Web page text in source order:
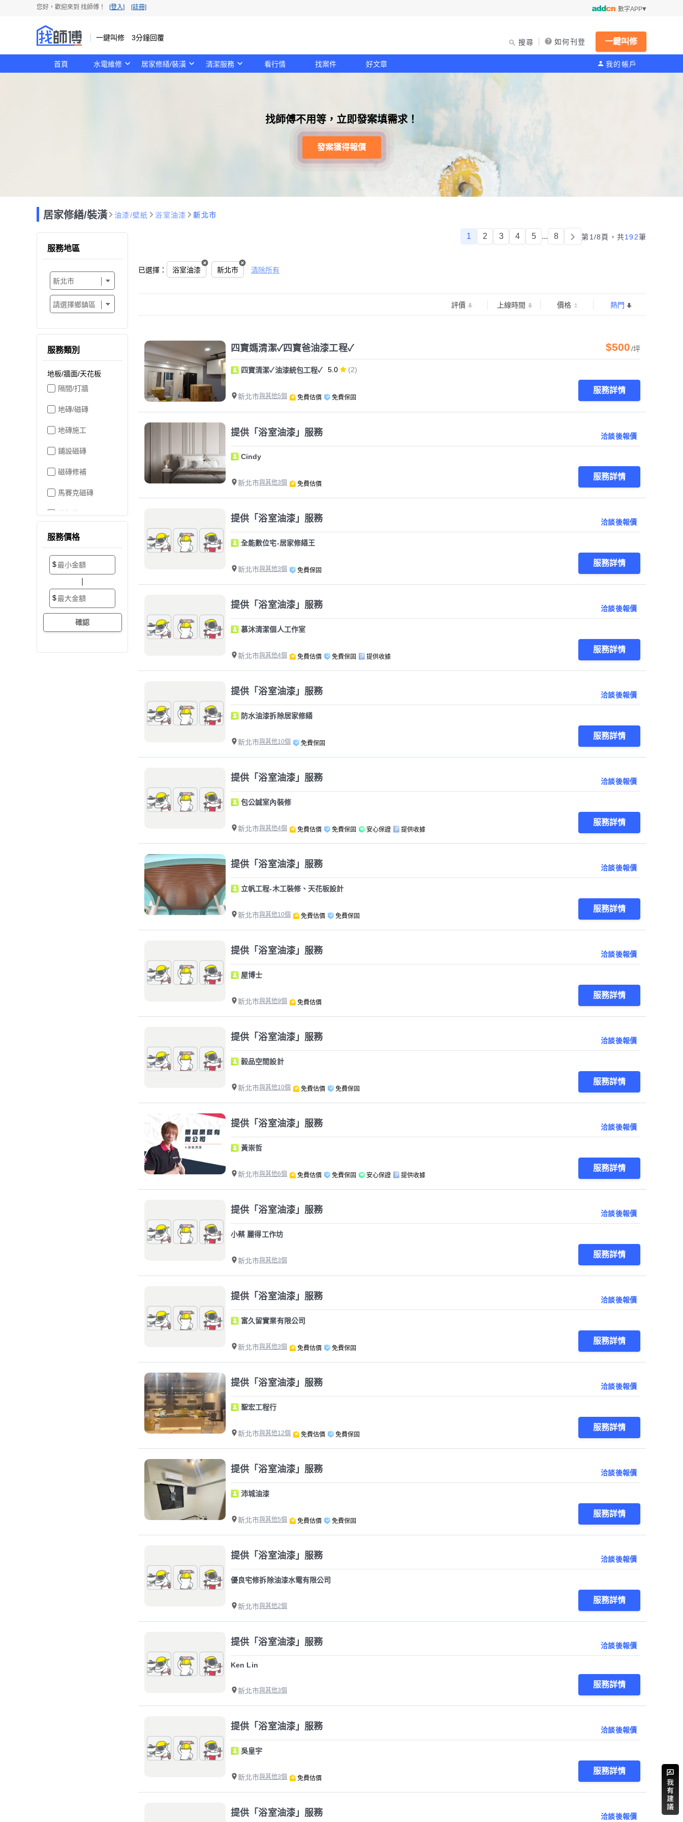
您好，歡迎來到 找師傅！ [登入] [註冊] 數字APP
一鍵叫修 3分鐘回覆
搜尋 如何刊登 一鍵叫修
首頁 水電維修 居家修繕/裝潢 清潔服務 看行情 找案件 好文章 我的帳戶
找師傅不用等，立即發案填需求！
發案獲得報價
居家修繕/裝潢 油漆/壁紙 浴室油漆 新北市
1 2 3 4 5 ... 8 第1/8頁， 共192筆
已選擇： 浴室油漆 新北市 清除所有
服務地區
服務類別
地板/牆面/天花板
隔間/打牆
地磚/磁磚
地磚施工
鋪設磁磚
磁磚修補
馬賽克磁磚
地板維修
地板拋光打蠟
地板防滑施工
塑膠地板工程
實木地板
服務價格
$
$
評價 上線時間 價格 熱門
四寶媽清潔✓四寶爸油漆工程✓ $500/坪
四寶清潔✓油漆統包工程✓ 5.0 (2)
新北市與其他5個 免費估價 免費保固
服務詳情
提供「浴室油漆」服務 洽談後報價
Cindy
新北市與其他3個 免費估價
服務詳情
提供「浴室油漆」服務 洽談後報價
全能數位宅-居家修繕王
新北市與其他3個 免費保固
服務詳情
提供「浴室油漆」服務 洽談後報價
慕沐清潔個人工作室
新北市與其他4個 免費估價 免費保固 提供收據
服務詳情
提供「浴室油漆」服務 洽談後報價
防水油漆拆除居家修繕
新北市與其他10個 免費保固
服務詳情
提供「浴室油漆」服務 洽談後報價
包公誠室內裝修
新北市與其他4個 免費估價 免費保固 安心保證 提供收據
服務詳情
提供「浴室油漆」服務 洽談後報價
立帆工程-木工裝修、天花板設計
新北市與其他10個 免費估價 免費保固
服務詳情
提供「浴室油漆」服務 洽談後報價
屋博士
新北市與其他9個 免費估價
服務詳情
提供「浴室油漆」服務 洽談後報價
毅品空間設計
新北市與其他10個 免費估價 免費保固
服務詳情
提供「浴室油漆」服務 洽談後報價
黃崇哲
新北市與其他6個 免費估價 免費保固 安心保證 提供收據
服務詳情
提供「浴室油漆」服務 洽談後報價
小蔡 麗得工作坊
新北市與其他3個
服務詳情
提供「浴室油漆」服務 洽談後報價
富久留實業有限公司
新北市與其他3個 免費估價 免費保固
服務詳情
提供「浴室油漆」服務 洽談後報價
聖宏工程行
新北市與其他12個 免費估價 免費保固
服務詳情
提供「浴室油漆」服務 洽談後報價
沛城油漆
新北市與其他5個 免費估價 免費保固
服務詳情
提供「浴室油漆」服務 洽談後報價
優良宅修拆除油漆水電有限公司
新北市與其他2個
服務詳情
提供「浴室油漆」服務 洽談後報價
Ken Lin
新北市與其他3個
服務詳情
提供「浴室油漆」服務 洽談後報價
吳皇宇
新北市與其他3個 免費估價
服務詳情
提供「浴室油漆」服務 洽談後報價